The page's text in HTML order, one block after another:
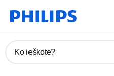
Ko ieškote?
Vadovai ir dokumentacija